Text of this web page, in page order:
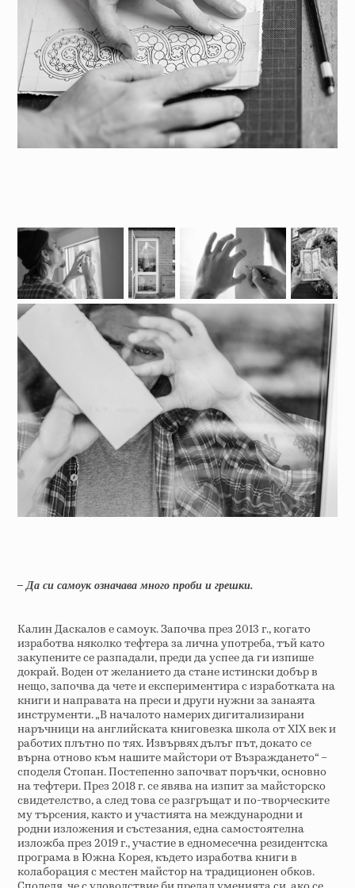
– Да си самоук означава много проби и грешки.
Калин Даскалов е самоук. Започва през 2013 г., когато
изработва няколко тефтера за лична употреба, тъй като
закупените се разпадали, преди да успее да ги изпише
докрай. Воден от желанието да стане истински добър в
нещо, започва да чете и експериментира с изработката на
книги и направата на преси и други нужни за занаята
инструменти. „В началото намерих дигитализирани
наръчници на английската книговезка школа от XIX век и
работих плътно по тях. Извървях дълъг път, докато се
върна отново към нашите майстори от Възраждането“ –
споделя Стопан. Постепенно започват поръчки, основно
на тефтери. През 2018 г. се явява на изпит за майсторско
свидетелство, а след това се разгръщат и по-творческите
му търсения, както и участията на международни и
родни изложения и състезания, една самостоятелна
изложба през 2019 г., участие в едномесечна резидентска
програма в Южна Корея, където изработва книги в
колаборация с местен майстор на традиционен обков.